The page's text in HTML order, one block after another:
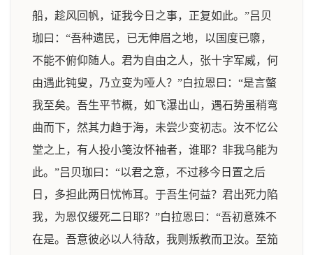
船，趁风回帆，证我今日之事，正复如此。”吕贝
珈曰：“吾种遗民，已无伸眉之地，以国度已隳，
不能不俯仰随人。君为自由之人，张十字军威，何
由遇此钝叟，乃立变为哑人？”白拉恩曰：“是言螫
我至矣。吾生平节概，如飞瀑出山，遇石势虽稍弯
曲而下，然其力趋于海，未尝少变初志。汝不忆公
堂之上，有人投小笺汝怀袖者，谁耶？非我乌能为
此。”吕贝珈曰：“以君之意，不过移今日置之后
日，多担此两日忧怖耳。于吾生何益？君出死力陷
我，为恩仅缓死二日耶？”白拉恩曰：“吾初意殊不
在是。吾意彼必以人待敌，我则叛教而卫汝。至笳